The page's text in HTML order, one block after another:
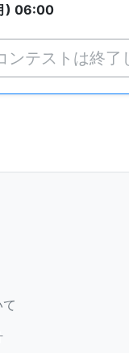
) 06:00
ンテストは終了